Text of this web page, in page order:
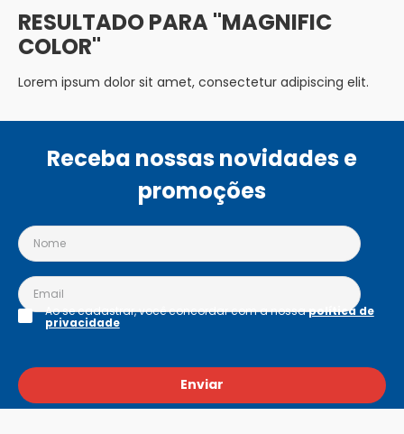
MAGNIFIC
COLOR
Lorem ipsum dolor sit amet, consectetur adipiscing elit.
Receba nossas novidades e
promoções
Enviar
Ao se cadastrar, você concordar com a nossapolítica de
privacidade